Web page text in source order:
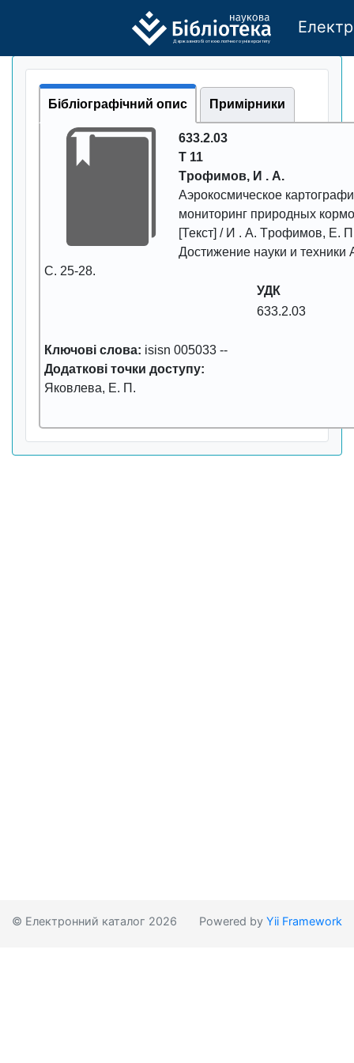
Державного бі отехно логічно го універси тету
Бібліографічний опис Примірники
633.2.03
Т 11
Тpофимов, И . А.
Аэpокосмическое
монитоpинг пpиpодных
[Текст] / И . А. Тpофимов, Е.
Достижение науки и техники
С. 25-28.
УДК
633.2.03
Ключові слова: isisn 005033 --
Додаткові точки доступу:
Яковлева, Е. П.
© Електронний каталог 2026 Powered by Yii Framework